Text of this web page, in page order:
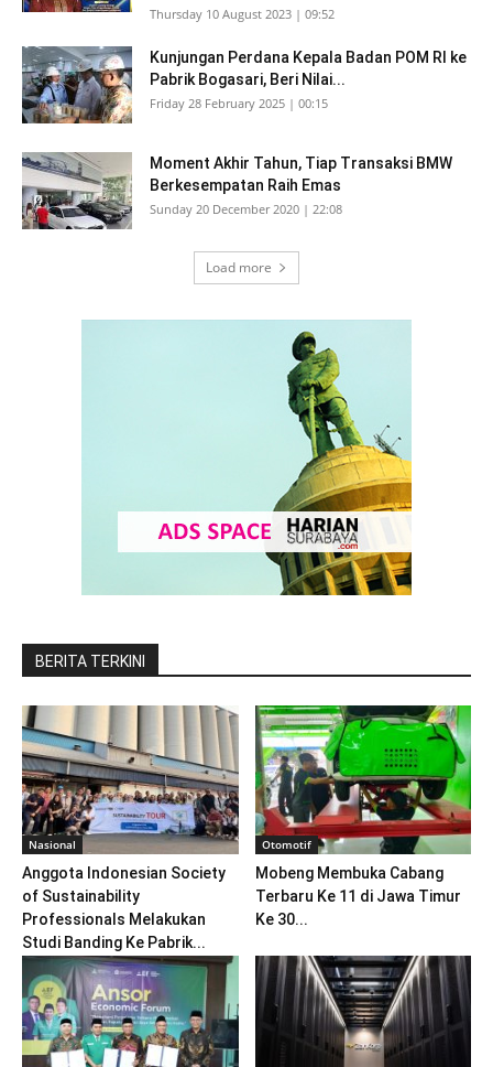
Thursday 10 August 2023 | 09:52
Kunjungan Perdana Kepala Badan POM RI ke
Pabrik Bogasari, Beri Nilai...
Friday 28 February 2025 | 00:15
Moment Akhir Tahun, Tiap Transaksi BMW
Berkesempatan Raih Emas
Sunday 20 December 2020 | 22:08
Load more
BERITA TERKINI
Nasional
Anggota Indonesian Society
of Sustainability
Professionals Melakukan
Studi Banding Ke Pabrik...
Otomotif
Mobeng Membuka Cabang
Terbaru Ke 11 di Jawa Timur
Ke 30...